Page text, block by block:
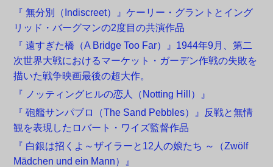
『 無分別（Indiscreet）』ケーリー・グラントとイング
リッド・バーグマンの2度目の共演作品
『 遠すぎた橋（A Bridge Too Far）』1944年9月、第二
次世界大戦におけるマーケット・ガーデン作戦の失敗を
描いた戦争映画最後の超大作。
『 ノッティングヒルの恋人（Notting Hill）』
『 砲艦サンパブロ（The Sand Pebbles）』反戦と無情
観を表現したロバート・ワイズ監督作品
『 白銀は招くよ～ザイラーと12人の娘たち ～（Zwölf
Mädchen und ein Mann）』